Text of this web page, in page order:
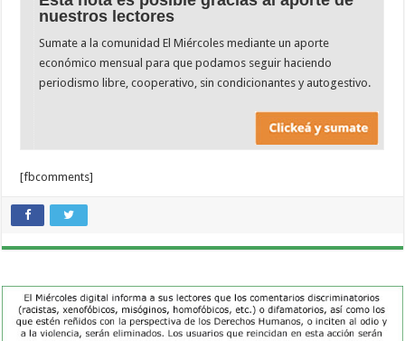
nuestros lectores
Sumate a la comunidad El Miércoles mediante un aporte
económico mensual para que podamos seguir haciendo
periodismo libre, cooperativo, sin condicionantes y autogestivo.
[fbcomments]